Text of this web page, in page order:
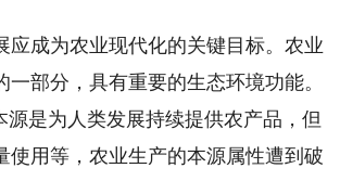
成为农业现代化的关键目标。农业
部分，具有重要的生态环境功能。
是为人类发展持续提供农产品，但
用等，农业生产的本源属性遭到破